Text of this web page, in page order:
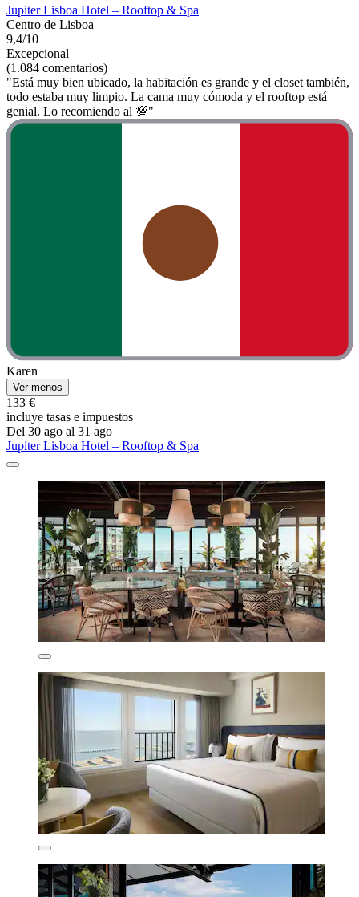
Jupiter Lisboa Hotel – Rooftop & Spa
Centro de Lisboa
9,4/10
Excepcional
(1.084 comentarios)
"Está muy bien ubicado, la habitación es grande y el closet también,
todo estaba muy limpio. La cama muy cómoda y el rooftop está
genial. Lo recomiendo al 💯"
Karen
Ver menos
133 €
incluye tasas e impuestos
Del 30 ago al 31 ago
Jupiter Lisboa Hotel – Rooftop & Spa